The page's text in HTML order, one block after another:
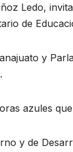
Ledo,
de
y
azules
y de